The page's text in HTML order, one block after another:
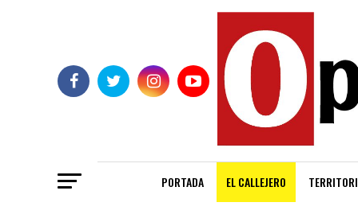
PORTADA EL CALLEJERO